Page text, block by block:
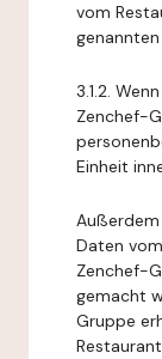
vom
3.1.2.
Zenchef-
Einheit
Außerdem
Daten
Zenchef-
gemacht
Gruppe